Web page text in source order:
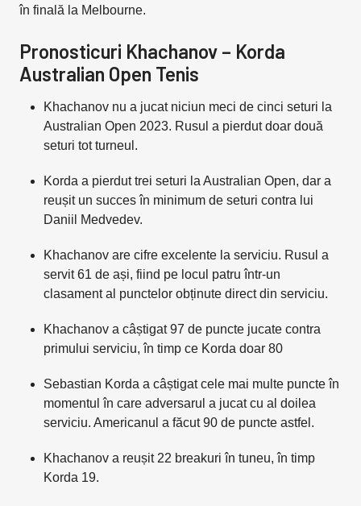
în finală la Melbourne.
Pronosticuri Khachanov – Korda
Australian Open Tenis
Khachanov nu a jucat niciun meci de cinci seturi la
Australian Open 2023. Rusul a pierdut doar două
seturi tot turneul.
Korda a pierdut trei seturi la Australian Open, dar a
reușit un succes în minimum de seturi contra lui
Daniil Medvedev.
Khachanov are cifre excelente la serviciu. Rusul a
servit 61 de ași, fiind pe locul patru într-un
clasament al punctelor obținute direct din serviciu.
Khachanov a câștigat 97 de puncte jucate contra
primului serviciu, în timp ce Korda doar 80
Sebastian Korda a câștigat cele mai multe puncte în
momentul în care adversarul a jucat cu al doilea
serviciu. Americanul a făcut 90 de puncte astfel.
Khachanov a reușit 22 breakuri în tuneu, în timp
Korda 19.